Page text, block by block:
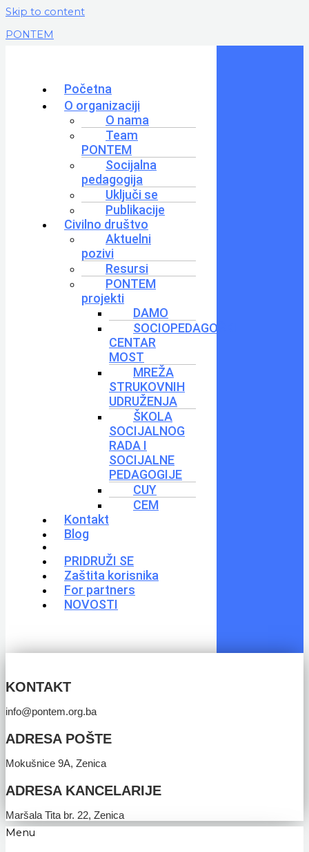
Skip to content
PONTEM
Početna
O organizaciji
O nama
Team
PONTEM
Socijalna
pedagogija
Uključi se
Publikacije
Civilno društvo
Aktuelni
pozivi
Resursi
PONTEM
projekti
DAMO
SOCIOPEDAGOŠKI
CENTAR
MOST
MREŽA
STRUKOVNIH
UDRUŽENJA
ŠKOLA
SOCIJALNOG
RADA I
SOCIJALNE
PEDAGOGIJE
CUY
CEM
Kontakt
Blog
PRIDRUŽI SE
Zaštita korisnika
For partners
NOVOSTI
KONTAKT
info@pontem.org.ba
ADRESA POŠTE
Mokušnice 9A, Zenica
ADRESA KANCELARIJE
Maršala Tita br. 22, Zenica
Menu